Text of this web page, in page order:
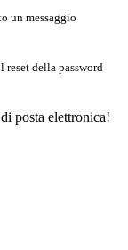
un messaggio
reset della password
posta elettronica!